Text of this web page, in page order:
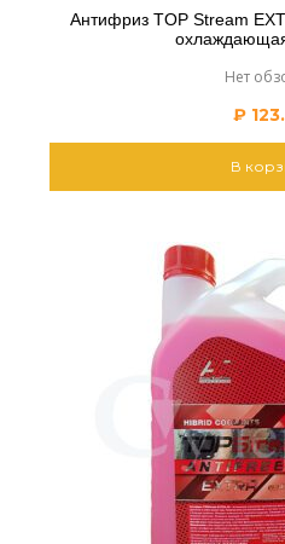
Антифриз TOP Stream
Нет
₽
В